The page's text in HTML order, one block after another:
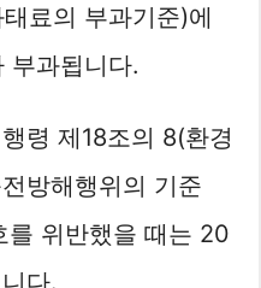
료의 부과기준)에
부과됩니다.
령 제18조의 8(환경
방해행위의 기준
를 위반했을 때는 20
다.